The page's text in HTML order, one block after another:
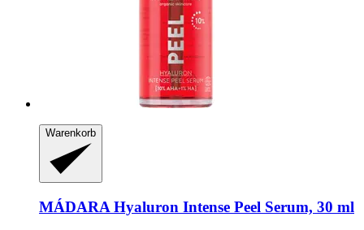
Warenkorb
MÁDARA Hyaluron Intense Peel Serum, 30 ml